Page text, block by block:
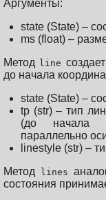
Аргументы:
state (State) –
ms (float) –
Метод
line
до начала
state (State) –
tp (str) – тип
(до начала
параллельно
linestyle (str) –
Метод
lines
состояния